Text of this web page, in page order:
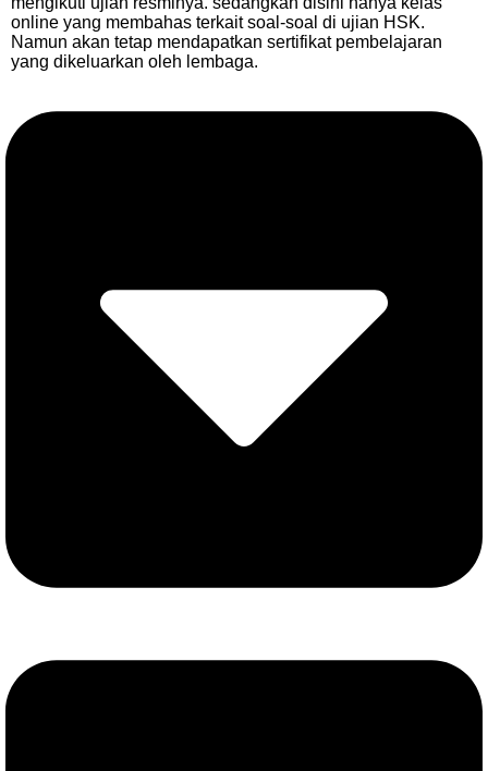
online yang membahas terkait soal-soal di ujian HSK.
Namun akan tetap mendapatkan sertifikat pembelajaran
yang dikeluarkan oleh lembaga.